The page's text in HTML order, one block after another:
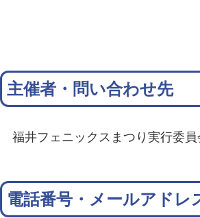
主催者・問い合わせ先
福井フェニックスまつり実行委員
電話番号・メールアドレ